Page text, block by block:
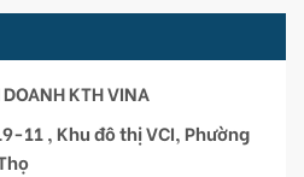
KTH VINA
11 , Khu đô thị VCI, Phường